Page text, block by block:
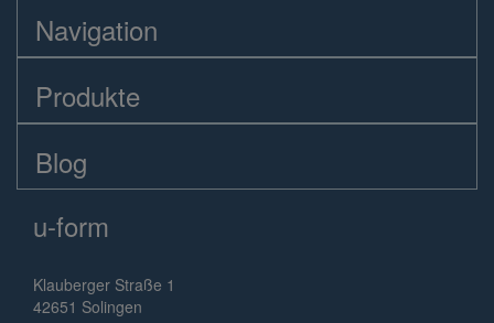
Navigation
Produkte
Blog
u-form
Klauberger Straße 1
42651 Solingen